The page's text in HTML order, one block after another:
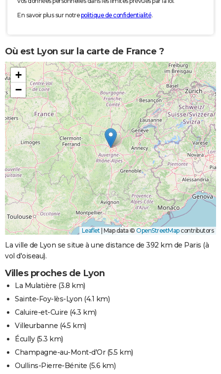
En savoir plus sur notrepolitique de confidentialité.
Où est Lyon sur la carte de France ?
+
−
Leaflet Map data ©OpenStreetMapcontributors
La ville de Lyon se situe à une distance de 392 km de Paris (à
vol d'oiseau).
Villes proches de Lyon
La Mulatière (3.8 km)
Sainte-Foy-lès-Lyon (4.1 km)
Caluire-et-Cuire (4.3 km)
Villeurbanne (4.5 km)
Écully(5.3 km)
Champagne-au-Mont-d'Or(5.5 km)
Oullins-Pierre-Bénite (5.6 km)